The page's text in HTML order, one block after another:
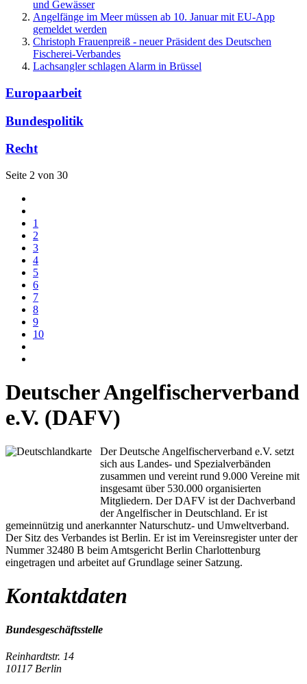
und Gewässer
Angelfänge im Meer müssen ab 10. Januar mit EU-App
gemeldet werden
Christoph Frauenpreiß - neuer Präsident des Deutschen
Fischerei-Verbandes
Lachsangler schlagen Alarm in Brüssel
Europaarbeit
Bundespolitik
Recht
Seite 2 von 30
1
2
3
4
5
6
7
8
9
10
Deutscher Angelfischerverband
e.V. (DAFV)
Der Deutsche Angelfischerverband e.V. setzt
sich aus Landes- und Spezialverbänden
zusammen und vereint rund 9.000 Vereine mit
insgesamt über 530.000 organisierten
Mitgliedern. Der DAFV ist der Dachverband
der Angelfischer in Deutschland. Er ist
gemeinnützig und anerkannter Naturschutz- und Umweltverband.
Der Sitz des Verbandes ist Berlin. Er ist im Vereinsregister unter der
Nummer 32480 B beim Amtsgericht Berlin Charlottenburg
eingetragen und arbeitet auf Grundlage seiner Satzung.
Kontaktdaten
Bundesgeschäftsstelle
Reinhardtstr. 14
10117 Berlin